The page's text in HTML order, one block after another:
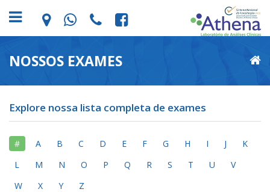
NOSSOS EXAMES
Explore nossa lista completa de exames
# A B C D E F G H I J
K
L
M N O P Q R S T U
V
W
X Y Z